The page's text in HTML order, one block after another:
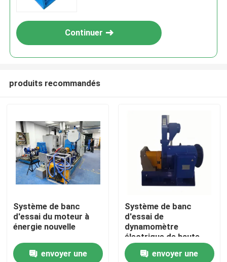
À la maison
Produits
À propos de nous
Continuer
produits recommandés
Système de banc
d'essai du moteur à
énergie nouvelle
envoyer une
Système de banc
d'essai de
dynamomètre
électrique de haute
précision
envoyer une